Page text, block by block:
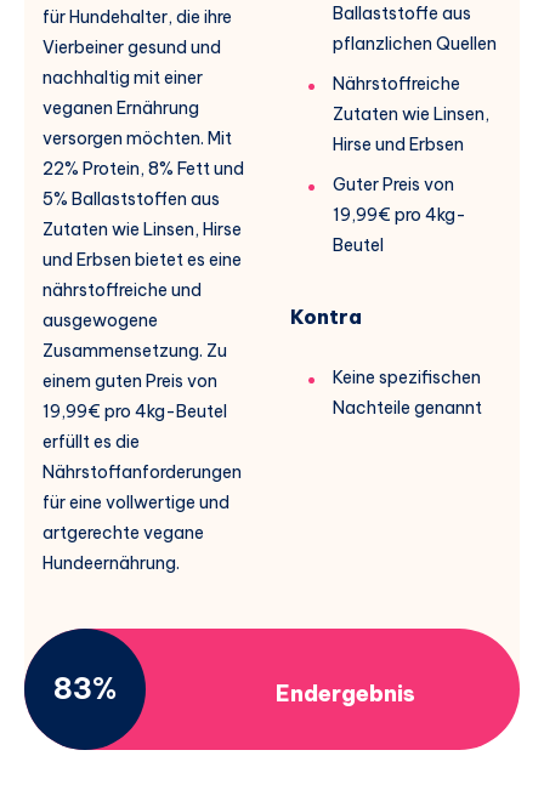
für Hundehalter, die ihre
Vierbeiner gesund und
nachhaltig mit einer
veganen Ernährung
versorgen möchten. Mit
22% Protein, 8% Fett und
5% Ballaststoffen aus
Zutaten wie Linsen, Hirse
und Erbsen bietet es eine
nährstoffreiche und
ausgewogene
Zusammensetzung. Zu
einem guten Preis von
19,99€ pro 4kg-Beutel
erfüllt es die
Nährstoffanforderungen
für eine vollwertige und
artgerechte vegane
Hundeernährung.
Ballaststoffe aus
pflanzlichen Quellen
Nährstoffreiche
Zutaten wie Linsen,
Hirse und Erbsen
Guter Preis von
19,99€ pro 4kg-
Beutel
Kontra
Keine spezifischen
Nachteile genannt
83% Endergebnis